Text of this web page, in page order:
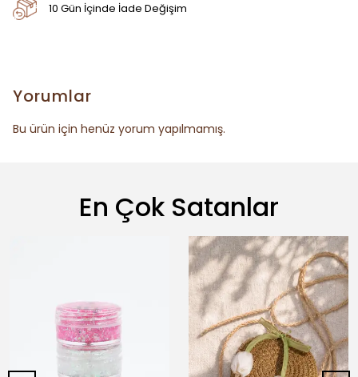
10 Gün İçinde İade Değişim
Yorumlar
Bu ürün için henüz yorum yapılmamış.
En Çok Satanlar